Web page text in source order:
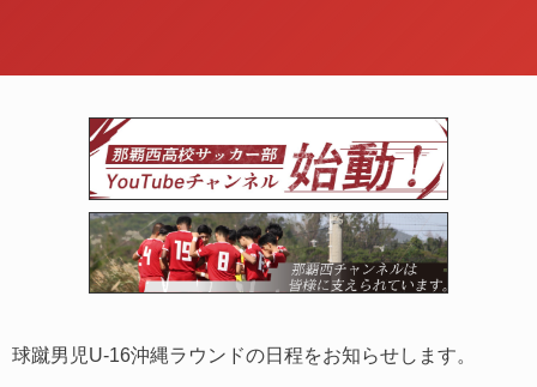
球蹴男児U-16沖縄ラウンドの日程をお知らせします。